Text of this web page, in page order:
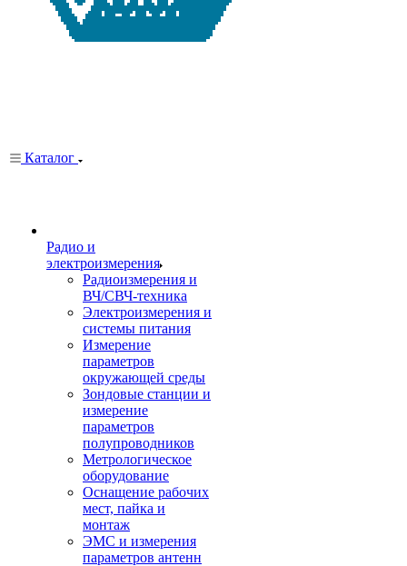
Каталог
Радио и
электроизмерения
Радиоизмерения и
ВЧ/СВЧ-техника
Электроизмерения и
системы питания
Измерение
параметров
окружающей среды
Зондовые станции и
измерение
параметров
полупроводников
Метрологическое
оборудование
Оснащение рабочих
мест, пайка и
монтаж
ЭМС и измерения
параметров антенн